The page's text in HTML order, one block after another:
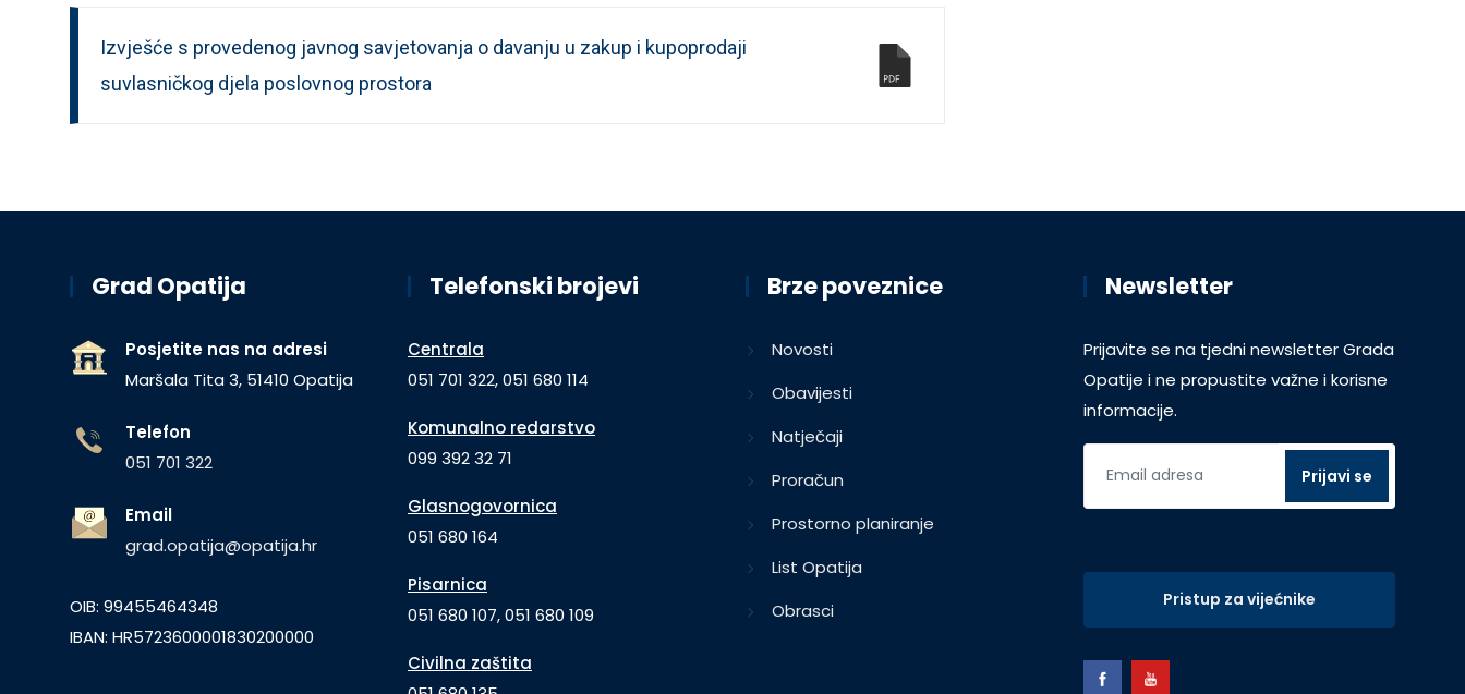
Izvješće s provedenog javnog savjetovanja o davanju u zakup i kupoprodaji
suvlasničkog djela poslovnog prostora
Grad Opatija
Posjetite nas na adresi
Maršala Tita 3, 51410 Opatija
Telefon
051 701 322
Email
grad.opatija@opatija.hr
OIB: 99455464348
IBAN: HR5723600001830200000
Telefonski brojevi
Centrala
051 701 322, 051 680 114
Komunalno redarstvo
099 392 32 71
Glasnogovornica
051 680 164
Pisarnica
051 680 107, 051 680 109
Civilna zaštita
Brze poveznice
Novosti
Obavijesti
Natječaji
Proračun
Prostorno planiranje
List Opatija
Obrasci
Newsletter
Prijavite se na tjedni newsletter Grada
Opatije i ne propustite važne i korisne
informacije.
Pristup za vijećnike